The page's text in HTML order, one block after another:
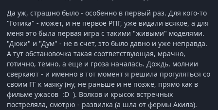
Да уж, страшно было - особенно в первый раз. Для кого-то
"Готика" - может, и не первое РПГ, уже видали всякое, а для
меня это была первая игра с такими "живыми" моделями.
"Дюки" и "Дум" - не в счет, это было давно и уже неправда.
А тут обстановочка такая соответствующая, мрачно,
готично, темно, а еще и гроза началась. Дождь, молнии
сверкают - и именно в тот момент я решила прогуляться со
своим ГГ к маяку (ну, не раньше и не позже, прямо как в
фильме ужасов :D ). Волков и крысок встречных
постреляла, смотрю - развилка (а шла от фермы Акила).